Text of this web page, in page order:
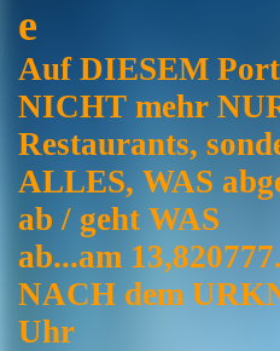
e
Auf DIESEM
NICHT mehr
Restaurants,
ALLES, WAS
ab / geht WAS
ab...am
NACH dem
Uhr